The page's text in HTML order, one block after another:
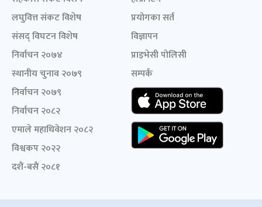
लघुवित्त संकट विशेष
संसद् विघटन विशेष
निर्वाचन २०७४
स्थानीय चुनाव २०७९
निर्वाचन २०७९
निर्वाचन २०८२
एमाले महाधिवेशन २०८२
विश्वकप २०२२
दशैं-बसैं २०८१
प्रयोगका सर्त
विज्ञापन
प्राइभेसी पोलिसी
सम्पर्क